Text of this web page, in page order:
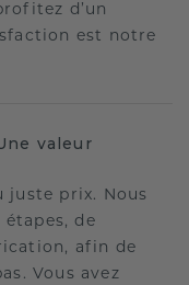
d’un
est notre
valeur
juste prix. Nous
de
afin de
Vous avez